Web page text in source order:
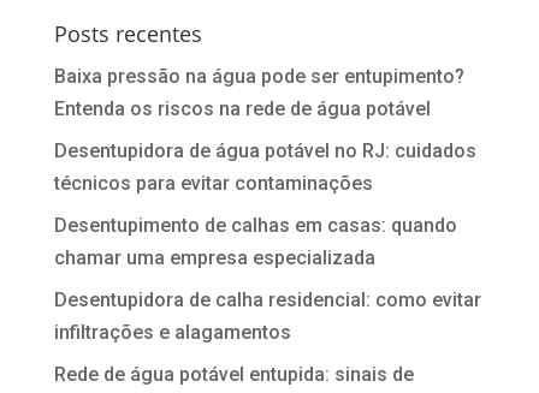
Posts recentes
Baixa pressão na água pode ser entupimento?
Entenda os riscos na rede de água potável
Desentupidora de água potável no RJ: cuidados
técnicos para evitar contaminações
Desentupimento de calhas em casas: quando
chamar uma empresa especializada
Desentupidora de calha residencial: como evitar
infiltrações e alagamentos
Rede de água potável entupida: sinais de